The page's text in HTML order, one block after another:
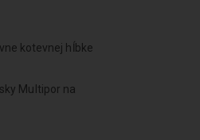
kotevnej hĺbke
Multipor na